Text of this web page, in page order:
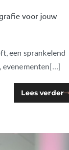
voor jouw
een sprankelend
evenementen[…]
Lees verder